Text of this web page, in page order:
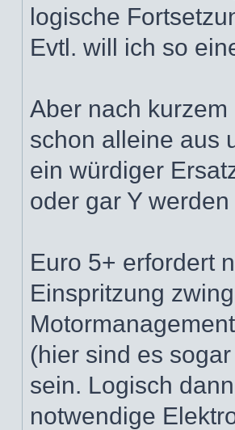
logische
Evtl. will ich so
Aber nach
schon alleine aus
ein würdiger
oder gar Y
Euro 5+ erfordert
Einspritzung
(hier sind es
sein. Logisch
notwendige